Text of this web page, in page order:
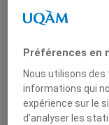
Bachand,
CEDIM, Centre
(CÉDIM)
Préférences en
Nous utilisons
informations qui
expérience sur le
d’analyser les